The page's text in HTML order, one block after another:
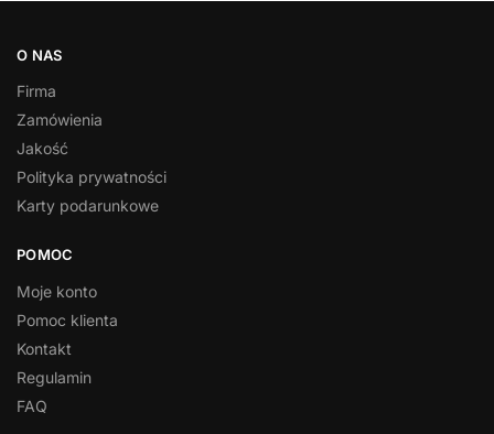
O NAS
Firma
Zamówienia
Jakość
Polityka prywatności
Karty podarunkowe
POMOC
Moje konto
Pomoc klienta
Kontakt
Regulamin
FAQ